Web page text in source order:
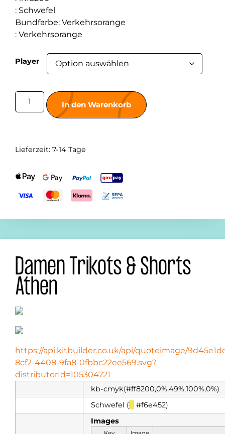
: Schwefel
Bundfarbe: Verkehrsorange
: Verkehrsorange
Player
In den Warenkorb
Lieferzeit: 7-14 Tage
Damen Trikots & Shorts
Athen
https://api.kitbuilder.co.uk/api/quoteimage/
8cf2-4408-9fa8-0fbbc22ee569.svg?
distributorId=105304721
kb-cmyk(#ff8200,0%,49%,100%,0%)
Schwefel (
#f6e452)
Images